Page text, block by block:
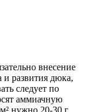
внесение
развития дюка,
следует по
аммиачную
нужно 20-30 г